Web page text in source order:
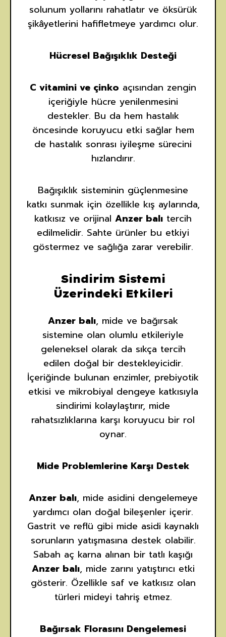
solunum yollarını rahatlatır ve öksürük
şikâyetlerini hafifletmeye yardımcı olur.
Hücresel Bağışıklık Desteği
C vitamini ve çinko açısından zengin
içeriğiyle hücre yenilenmesini
destekler. Bu da hem hastalık
öncesinde koruyucu etki sağlar hem
de hastalık sonrası iyileşme sürecini
hızlandırır.
Bağışıklık sisteminin güçlenmesine
katkı sunmak için özellikle kış aylarında,
katkısız ve orijinal Anzer balı tercih
edilmelidir. Sahte ürünler bu etkiyi
göstermez ve sağlığa zarar verebilir.
Sindirim Sistemi
Üzerindeki Etkileri
Anzer balı, mide ve bağırsak
sistemine olan olumlu etkileriyle
geleneksel olarak da sıkça tercih
edilen doğal bir destekleyicidir.
İçeriğinde bulunan enzimler, prebiyotik
etkisi ve mikrobiyal dengeye katkısıyla
sindirimi kolaylaştırır, mide
rahatsızlıklarına karşı koruyucu bir rol
oynar.
Mide Problemlerine Karşı Destek
Anzer balı, mide asidini dengelemeye
yardımcı olan doğal bileşenler içerir.
Gastrit ve reflü gibi mide asidi kaynaklı
sorunların yatışmasına destek olabilir.
Sabah aç karna alınan bir tatlı kaşığı
Anzer balı, mide zarını yatıştırıcı etki
gösterir. Özellikle saf ve katkısız olan
türleri mideyi tahriş etmez.
Bağırsak Florasını Dengelemesi